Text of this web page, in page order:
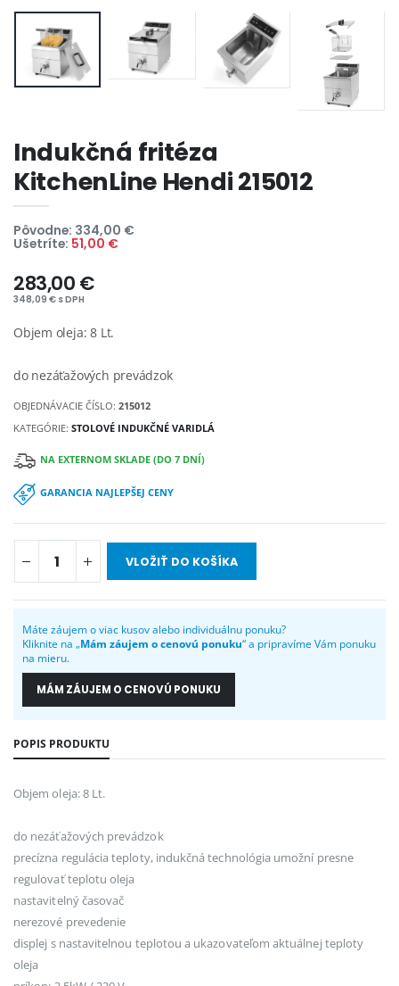
Indukčná fritéza
KitchenLine Hendi 215012
Pôvodne: 334,00 €
Ušetríte: 51,00 €
283,00 €
348,09 € s DPH
Objem oleja: 8 Lt.
do nezáťažových prevádzok
OBJEDNÁVACIE ČÍSLO:215012
KATEGÓRIE:STOLOVÉ INDUKČNÉ VARIDLÁ
NA EXTERNOM SKLADE (DO 7 DNÍ)
GARANCIA NAJLEPŠEJ CENY
VLOŽIŤ DO KOŠÍKA
Máte záujem o viac kusov alebo individuálnu ponuku?
Kliknite na „Mám záujem o cenovú ponuku“ a pripravíme Vám ponuku
na mieru.
MÁM ZÁUJEM O CENOVÚ PONUKU
POPIS PRODUKTU
Objem oleja: 8 Lt.
do nezáťažových prevádzok
precízna regulácia teploty, indukčná technológia umožní presne
regulovať teplotu oleja
nastavitelný časovač
nerezové prevedenie
displej s nastavitelnou teplotou a ukazovateľom aktuálnej teploty
oleja